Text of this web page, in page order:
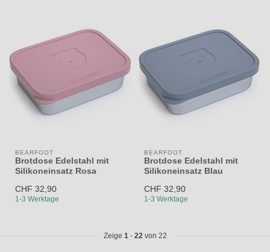
BEARFOOT
Brotdose Edelstahl mit
Silikoneinsatz Rosa
CHF 32,90
1-3 Werktage
BEARFOOT
Brotdose Edelstahl mit
Silikoneinsatz Blau
CHF 32,90
1-3 Werktage
Zeige 1 - 22 von 22